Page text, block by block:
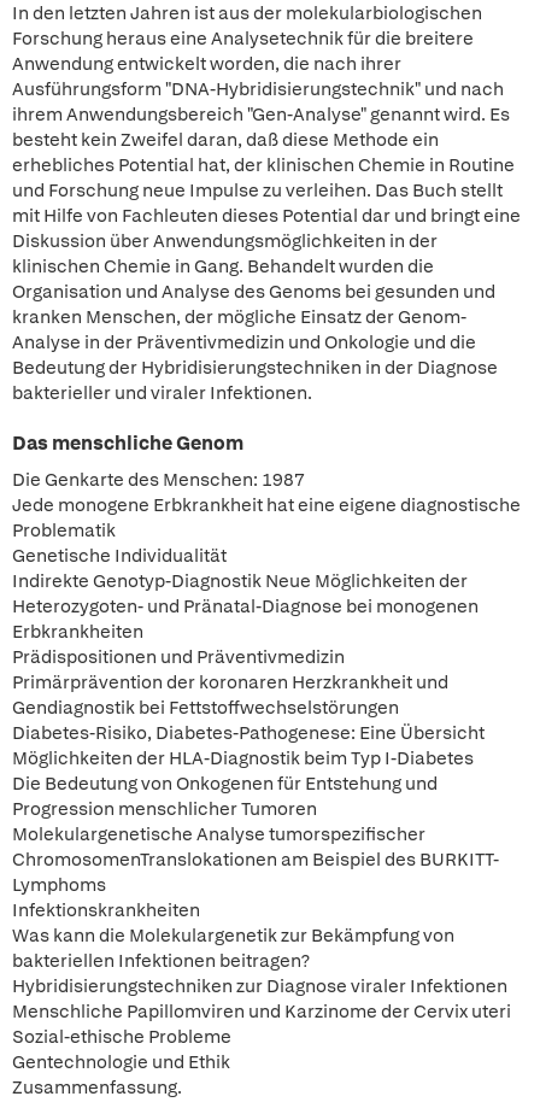
In den letzten Jahren ist aus der molekularbiologischen
Forschung heraus eine Analysetechnik für die breitere
Anwendung entwickelt worden, die nach ihrer
Ausführungsform "DNA-Hybridisierungstechnik" und nach
ihrem Anwendungsbereich "Gen-Analyse" genannt wird. Es
besteht kein Zweifel daran, daß diese Methode ein
erhebliches Potential hat, der klinischen Chemie in Routine
und Forschung neue Impulse zu verleihen. Das Buch stellt
mit Hilfe von Fachleuten dieses Potential dar und bringt eine
Diskussion über Anwendungsmöglichkeiten in der
klinischen Chemie in Gang. Behandelt wurden die
Organisation und Analyse des Genoms bei gesunden und
kranken Menschen, der mögliche Einsatz der Genom-
Analyse in der Präventivmedizin und Onkologie und die
Bedeutung der Hybridisierungstechniken in der Diagnose
bakterieller und viraler Infektionen.
Das menschliche Genom
Die Genkarte des Menschen: 1987
Jede monogene Erbkrankheit hat eine eigene diagnostische
Problematik
Genetische Individualität
Indirekte Genotyp-Diagnostik Neue Möglichkeiten der
Heterozygoten- und Pränatal-Diagnose bei monogenen
Erbkrankheiten
Prädispositionen und Präventivmedizin
Primärprävention der koronaren Herzkrankheit und
Gendiagnostik bei Fettstoffwechselstörungen
Diabetes-Risiko, Diabetes-Pathogenese: Eine Übersicht
Möglichkeiten der HLA-Diagnostik beim Typ I-Diabetes
Die Bedeutung von Onkogenen für Entstehung und
Progression menschlicher Tumoren
Molekulargenetische Analyse tumorspezifischer
ChromosomenTranslokationen am Beispiel des BURKITT-
Lymphoms
Infektionskrankheiten
Was kann die Molekulargenetik zur Bekämpfung von
bakteriellen Infektionen beitragen?
Hybridisierungstechniken zur Diagnose viraler Infektionen
Menschliche Papillomviren und Karzinome der Cervix uteri
Sozial-ethische Probleme
Gentechnologie und Ethik
Zusammenfassung.